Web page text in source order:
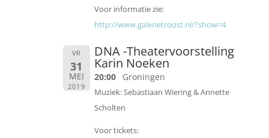
Voor informatie zie:
http://www.galerietroost.nl/?show=4
VR
31
MEI
2019
DNA -Theatervoorstelling
Karin Noeken
20:00 Groningen
Muziek: Sebastiaan Wiering & Annette
Scholten
Voor tickets: